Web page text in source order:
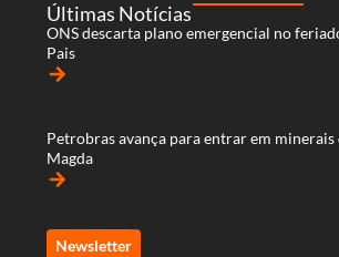
Últimas Notícias
ONS descarta plano emergencial no
Pais
arrow_forward
Petrobras avança para entrar em
Magda
arrow_forward
Newsletter